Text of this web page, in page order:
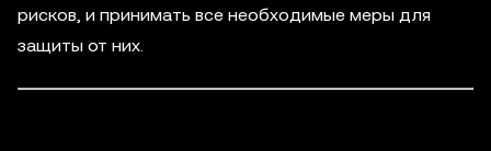
рисков, и принимать все необходимые меры для
защиты от них.